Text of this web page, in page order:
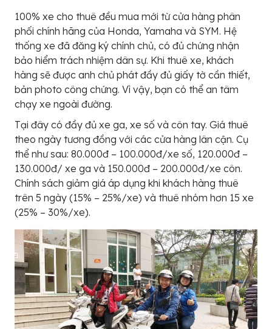
100% xe cho thuê đều mua mới từ cửa hàng phân
phối chính hãng của Honda, Yamaha và SYM. Hệ
thống xe đã đăng ký chính chủ, có đủ chứng nhận
bảo hiểm trách nhiệm dân sự. Khi thuê xe, khách
hàng sẽ được anh chủ phát đầy đủ giấy tờ cần thiết,
bản photo công chứng. Vì vậy, bạn có thể an tâm
chạy xe ngoài đường.
Tại đây có đầy đủ xe ga, xe số và côn tay. Giá thuê
theo ngày tương đồng với các cửa hàng lân cận. Cụ
thể như sau: 80.000đ – 100.000đ/xe số, 120.000đ –
130.000đ/ xe ga và 150.000đ – 200.000đ/xe côn.
Chính sách giảm giá áp dụng khi khách hàng thuê
trên 5 ngày (15% – 25%/xe) và thuê nhóm hơn 15 xe
(25% – 30%/xe).